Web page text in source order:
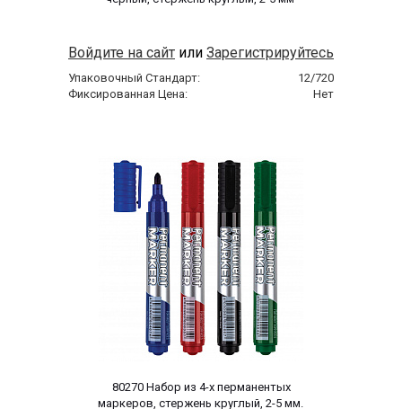
Войдите на сайт или Зарегистрируйтесь
Упаковочный Стандарт:
12/720
Фиксированная Цена:
Нет
80270 Набор из 4-х перманентых